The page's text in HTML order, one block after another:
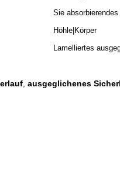
Sie
Höhle|Körper
Lamelliertes
, ausgeglichenes